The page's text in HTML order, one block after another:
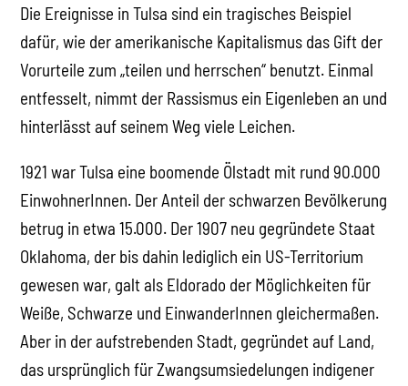
Die Ereignisse in Tulsa sind ein tragisches Beispiel
dafür, wie der amerikanische Kapitalismus das Gift der
Vorurteile zum „teilen und herrschen“ benutzt. Einmal
entfesselt, nimmt der Rassismus ein Eigenleben an und
hinterlässt auf seinem Weg viele Leichen.
1921 war Tulsa eine boomende Ölstadt mit rund 90.000
EinwohnerInnen. Der Anteil der schwarzen Bevölkerung
betrug in etwa 15.000. Der 1907 neu gegründete Staat
Oklahoma, der bis dahin lediglich ein US-Territorium
gewesen war, galt als Eldorado der Möglichkeiten für
Weiße, Schwarze und EinwanderInnen gleichermaßen.
Aber in der aufstrebenden Stadt, gegründet auf Land,
das ursprünglich für Zwangsumsiedelungen indigener